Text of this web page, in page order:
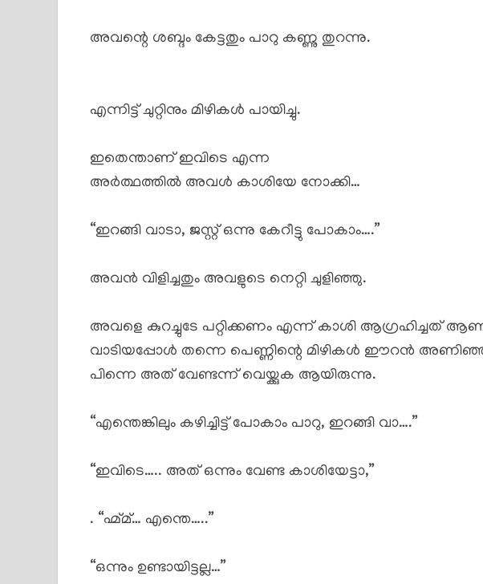
അവന്റെ ശബ്ദം കേട്ടതും പാറു കണ്ണു തുറന്നു.
എന്നിട്ട് ചുറ്റിനും മിഴികൾ പായിച്ചു.
ഇതെന്താണ് ഇവിടെ എന്ന
അർത്ഥത്തിൽ അവൾ കാശിയേ നോക്കി…
“ഇറങ്ങി വാടാ, ജസ്റ്റ്‌ ഒന്നു കേറീട്ടു പോകാം….”
അവൻ വിളിച്ചതും അവളുടെ നെറ്റി ചുളിഞ്ഞു.
അവളെ കുറച്ചുടേ പറ്റിക്കണം എന്ന് കാശി ആഗ്രഹിച്ചത്
വാടിയപ്പോൾ തന്നെ പെണ്ണിന്റെ മിഴികൾ ഈറൻ
പിന്നെ അത് വേണ്ടന്ന് വെയ്ക്കുക ആയിരുന്നു.
“എന്തെങ്കിലും കഴിച്ചിട്ട് പോകാം പാറു, ഇറങ്ങി വാ….”
“ഇവിടെ….. അത് ഒന്നും വേണ്ട കാശിയേട്ടാ,”
. “ഹ്മ്മ്… എന്തെ…..”
“ഒന്നും ഉണ്ടായിട്ടല്ല…”